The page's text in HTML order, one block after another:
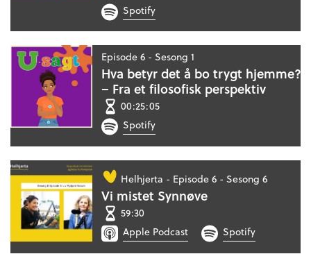
Spotify
Episode 6 - Sesong 1
Hva betyr det å bo trygt hjemme?
– Fra et filosofisk perspektiv
00:25:05
Spotify
Helhjerta - Episode 6 - Sesong 6
Vi mistet Synnøve
59:30
Apple Podcast
Spotify